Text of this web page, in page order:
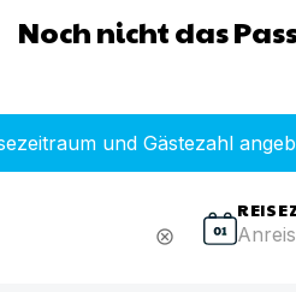
Noch nicht das
und Gästezahl
cancel